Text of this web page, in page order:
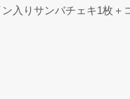
入りサンバチェキ1枚＋